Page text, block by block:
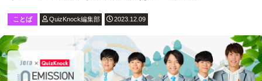
ことば QuizKnock編集部 2023.12.09